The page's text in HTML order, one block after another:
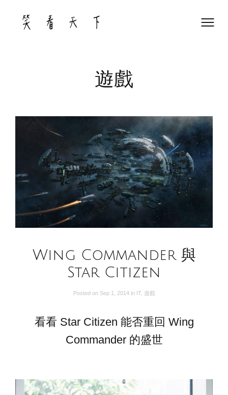
content
遊戲
Wing Commander 與
Star Citizen
Posted on Sep 1, 2014 in IT, 遊戲
看看 Star Citizen 能否重回 Wing
Commander 的盛世